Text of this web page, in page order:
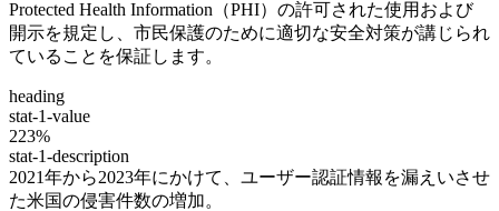
Protected Health Information（PHI）の許可された使用および
開示を規定し、市民保護のために適切な安全対策が講じられ
ていることを保証します。
heading
stat-1-value
223%
stat-1-description
2021年から2023年にかけて、ユーザー認証情報を漏えいさせ
た米国の侵害件数の増加。